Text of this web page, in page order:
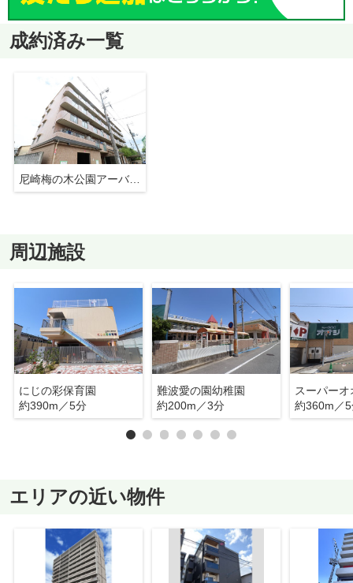
成約済み一覧
尼崎梅の木公園アーバンリズ
周辺施設
にじの彩保育園
約390m／5分
難波愛の園幼稚園
約200m／3分
約360m／
エリアの近い物件